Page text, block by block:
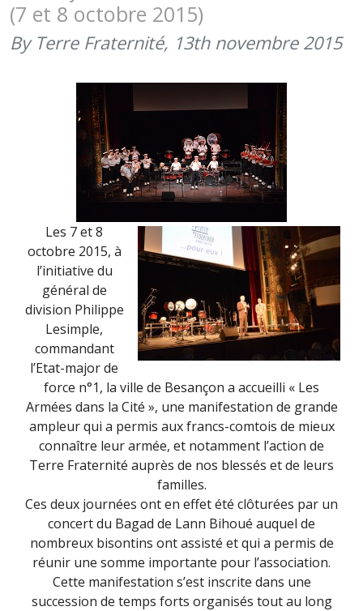
2016)
(7 et 8 octobre 2015)
By Terre Fraternité, 13th novembre 2015
Les 7 et 8
octobre 2015, à
l’initiative du
général de
division Philippe
Lesimple,
commandant
l’Etat-major de
force n°1, la ville de Besançon a accueilli « Les
Armées dans la Cité », une manifestation de grande
ampleur qui a permis aux francs-comtois de mieux
connaître leur armée, et notamment l’action de
Terre Fraternité auprès de nos blessés et de leurs
familles.
Ces deux journées ont en effet été clôturées par un
concert du Bagad de Lann Bihoué auquel de
nombreux bisontins ont assisté et qui a permis de
réunir une somme importante pour l’association.
Cette manifestation s’est inscrite dans une
succession de temps forts organisés tout au long